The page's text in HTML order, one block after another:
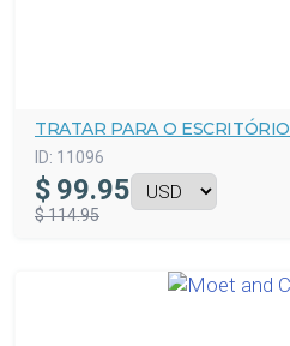
TRATAR PARA O ESCRITÓRIO
ID: 11096
$ 99.95
$ 114.95